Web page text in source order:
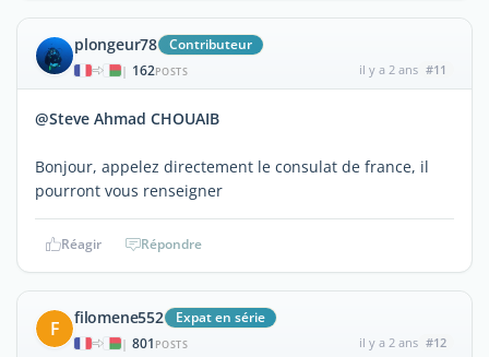
plongeur78 Contributeur
| 162POSTS il y a 2 ans #11
@Steve Ahmad CHOUAIB
Bonjour, appelez directement le consulat de france, il
pourront vous renseigner
Réagir Répondre
F filomene552 Expat en série
| 801 POSTS il y a 2 ans #12